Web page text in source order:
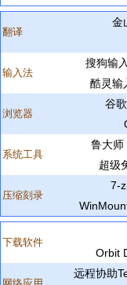
翻译
金
输入法
搜狗输
酷灵输
浏览器
谷
系统工具
鲁大师
超级
压缩刻录
7-
下载软件
Orbit
远程协助